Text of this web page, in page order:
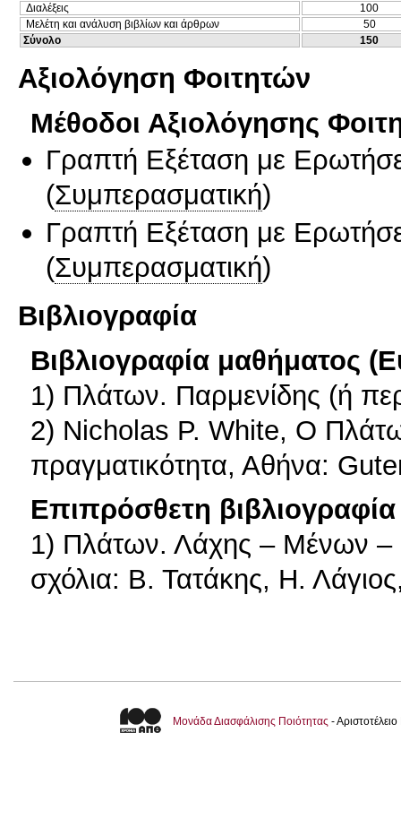
Διαλέξεις
100
Μελέτη και ανάλυση βιβλίων και άρθρων
50
Σύνολο
150
Αξιολόγηση Φοιτητών
Μέθοδοι Αξιολόγησης
Γραπτή Εξέταση με
(Συμπερασματική)
Γραπτή Εξέταση με
(Συμπερασματική)
Βιβλιογραφία
Βιβλιογραφία μαθήματος
1) Πλάτων. Παρμενίδης (ή
2) Nicholas P. White, Ο
πραγματικότητα, Αθήνα:
Επιπρόσθετη βιβλιογραφία
1) Πλάτων. Λάχης – Μένων –
σχόλια: Β. Τατάκης, Η.
Μονάδα Διασφάλισης Ποιότητας -